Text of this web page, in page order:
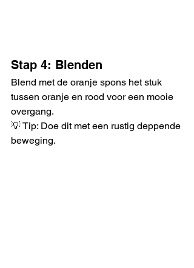
Stap 4: Blenden
Blend met de oranje spons het stuk
tussen oranje en rood voor een mooie
overgang.
💡 Tip: Doe dit met een rustig deppende
beweging.